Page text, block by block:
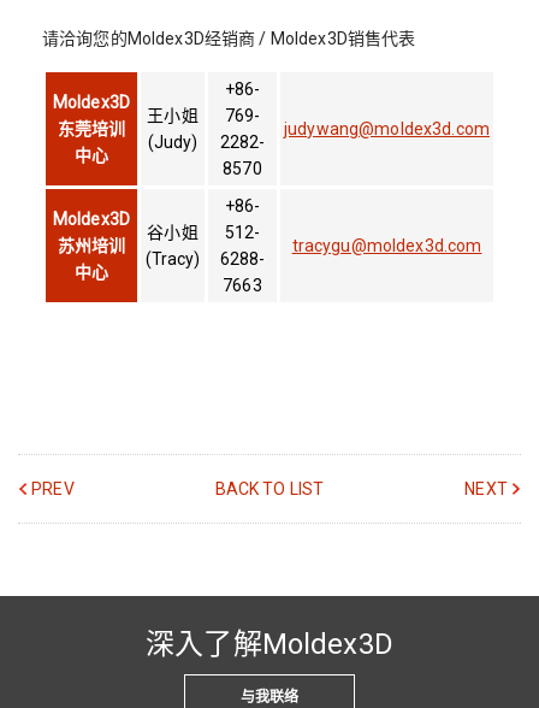
请洽询您的Moldex3D经销商 / Moldex3D销售代表
Moldex3D
东莞培训
中心
王小姐
(Judy)
+86-
769-
2282-
8570
judywang@moldex3d.com
Moldex3D
苏州培训
中心
谷小姐
(Tracy)
+86-
512-
6288-
7663
tracygu@moldex3d.com
PREV BACK TO LIST NEXT
深入了解Moldex3D
与我联络